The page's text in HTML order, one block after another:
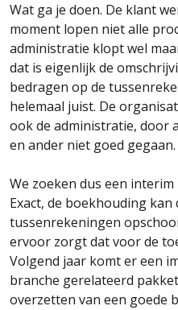
Wat ga je doen. De klant
moment lopen niet alle
administratie klopt wel
dat is eigenlijk de
bedragen op de
helemaal juist. De
ook de administratie, door
en ander niet goed gegaan.
We zoeken dus een
Exact, de boekhouding
tussenrekeningen
ervoor zorgt dat voor de
Volgend jaar komt er een
branche gerelateerd
overzetten van een goede